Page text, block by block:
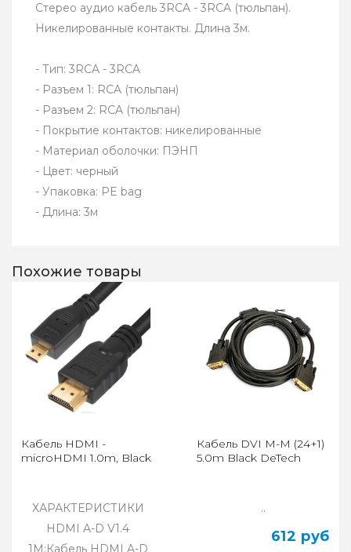
Стерео аудио кабель 3RCA - 3RCA (тюльпан).
Никелированные контакты. Длина 3м.
- Тип: 3RCA - 3RCA
- Разъем 1: RCA (тюльпан)
- Разъем 2: RCA (тюльпан)
- Покрытие контактов: никелированные
- Материал оболочки: ПЭНП
- Цвет: черный
- Упаковка: PE bag
- Длина: 3м
Похожие товары
Кабель HDMI -
microHDMI 1.0m, Black
ХАРАКТЕРИСТИКИ
HDMI A-D V1.4
1M:Кабель HDMI A-D
Кабель DVI M-M (24+1)
5.0m Black DeTech
..
612 руб